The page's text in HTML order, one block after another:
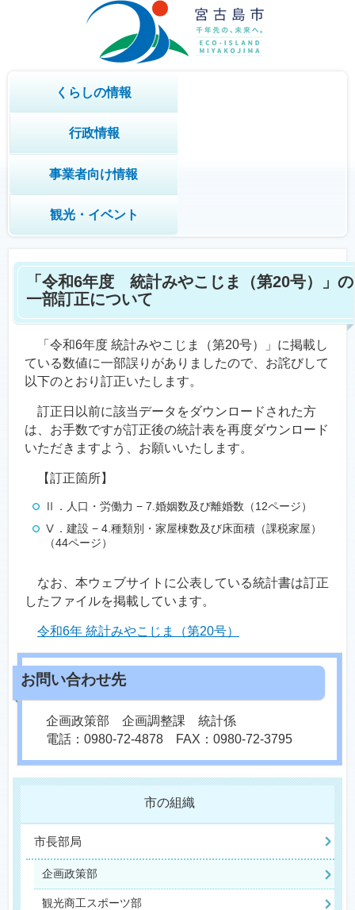
くらしの情報
行政情報
事業者向け情報
観光・イベント
「令和6年度 統計みやこじま（第20号）」の
一部訂正について
「令和6年度 統計みやこじま（第20号）」に掲載し
ている数値に一部誤りがありましたので、お詫びして
以下のとおり訂正いたします。
訂正日以前に該当データをダウンロードされた方
は、お手数ですが訂正後の統計表を再度ダウンロード
いただきますよう、お願いいたします。
【訂正箇所】
Ⅱ．人口・労働力 − 7.婚姻数及び離婚数（12ページ）
Ⅴ．建設 − 4.種類別・家屋棟数及び床面積（課税家屋）
（44ページ）
なお、本ウェブサイトに公表している統計書は訂正
したファイルを掲載しています。
令和6年 統計みやこじま（第20号）
企画政策部 企画調整課 統計係
電話：0980-72-4878 FAX：0980-72-3795
市の組織
市長部局
企画政策部
観光商工スポーツ部